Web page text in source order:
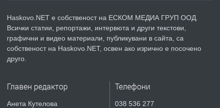
преди 5 дни
ПРЕДЛАГА
Продавам парцел в гр. Хасково кв.
Haskovo.NET е собственост на ЕСКОМ МЕДИА ГРУП ООД.
Всички статии, репортажи, интервюта и други текстови,
графични и видео материали, публикувани в сайта, са
собственост на Haskovo.NET, освен ако изрично е посочено
друго.
Главен редактор
Анета Кутелова
Телефони
038 536 277